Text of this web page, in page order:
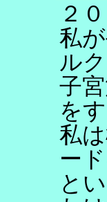
２
私
ル
子
を
私
ー
と